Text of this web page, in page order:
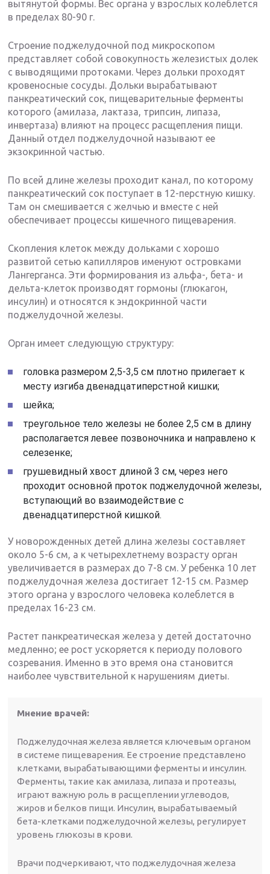
вытянутой формы. Вес органа у взрослых колеблется
в пределах 80-90 г.
Строение поджелудочной под микроскопом
представляет собой совокупность железистых долек
с выводящими протоками. Через дольки проходят
кровеносные сосуды. Дольки вырабатывают
панкреатический сок, пищеварительные ферменты
которого (амилаза, лактаза, трипсин, липаза,
инвертаза) влияют на процесс расщепления пищи.
Данный отдел поджелудочной называют ее
экзокринной частью.
По всей длине железы проходит канал, по которому
панкреатический сок поступает в 12-перстную кишку.
Там он смешивается с желчью и вместе с ней
обеспечивает процессы кишечного пищеварения.
Скопления клеток между дольками с хорошо
развитой сетью капилляров именуют островками
Лангерганса. Эти формирования из альфа-, бета- и
дельта-клеток производят гормоны (глюкагон,
инсулин) и относятся к эндокринной части
поджелудочной железы.
Орган имеет следующую структуру:
головка размером 2,5-3,5 см плотно прилегает к
месту изгиба двенадцатиперстной кишки;
шейка;
треугольное тело железы не более 2,5 см в длину
располагается левее позвоночника и направлено к
селезенке;
грушевидный хвост длиной 3 см, через него
проходит основной проток поджелудочной железы,
вступающий во взаимодействие с
двенадцатиперстной кишкой.
У новорожденных детей длина железы составляет
около 5-6 см, а к четырехлетнему возрасту орган
увеличивается в размерах до 7-8 см. У ребенка 10 лет
поджелудочная железа достигает 12-15 см. Размер
этого органа у взрослого человека колеблется в
пределах 16-23 см.
Растет панкреатическая железа у детей достаточно
медленно; ее рост ускоряется к периоду полового
созревания. Именно в это время она становится
наиболее чувствительной к нарушениям диеты.
Мнение врачей:
Поджелудочная железа является ключевым органом
в системе пищеварения. Ее строение представлено
клетками, вырабатывающими ферменты и инсулин.
Ферменты, такие как амилаза, липаза и протеазы,
играют важную роль в расщеплении углеводов,
жиров и белков пищи. Инсулин, вырабатываемый
бета-клетками поджелудочной железы, регулирует
уровень глюкозы в крови.
Врачи подчеркивают, что поджелудочная железа